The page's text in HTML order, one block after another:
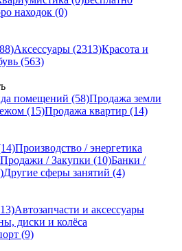
находок (0)
Аксессуары (2313)Красота и
(563)
помещений (58)Продажа земли
(15)Продажа квартир (14)
Производство / энергетика
/ Закупки (10)Банки /
Другие сферы занятий (4)
Автозапчасти и аксессуары
диски и колёса
(9)